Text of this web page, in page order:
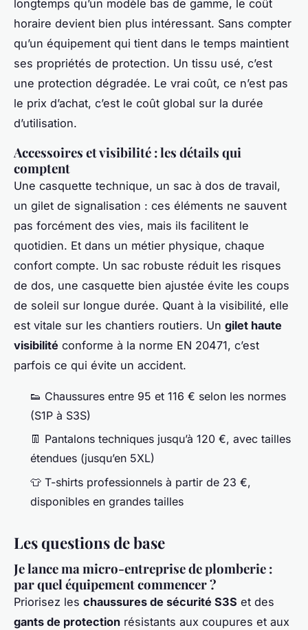
longtemps qu’un modèle bas de gamme, le coût
horaire devient bien plus intéressant. Sans compter
qu’un équipement qui tient dans le temps maintient
ses propriétés de protection. Un tissu usé, c’est
une protection dégradée. Le vrai coût, ce n’est pas
le prix d’achat, c’est le coût global sur la durée
d’utilisation.
Accessoires et visibilité : les détails qui
comptent
Une casquette technique, un sac à dos de travail,
un gilet de signalisation : ces éléments ne sauvent
pas forcément des vies, mais ils facilitent le
quotidien. Et dans un métier physique, chaque
confort compte. Un sac robuste réduit les risques
de dos, une casquette bien ajustée évite les coups
de soleil sur longue durée. Quant à la visibilité, elle
est vitale sur les chantiers routiers. Un gilet haute
visibilité conforme à la norme EN 20471, c’est
parfois ce qui évite un accident.
👟 Chaussures entre 95 et 116 € selon les normes
(S1P à S3S)
👖 Pantalons techniques jusqu’à 120 €, avec tailles
étendues (jusqu’en 5XL)
👕 T-shirts professionnels à partir de 23 €,
disponibles en grandes tailles
Les questions de base
Je lance ma micro-entreprise de plomberie :
par quel équipement commencer ?
Priorisez les chaussures de sécurité S3S et des
gants de protection résistants aux coupures et aux